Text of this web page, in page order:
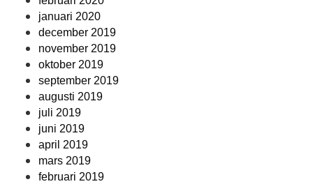
januari 2020
december 2019
november 2019
oktober 2019
september 2019
augusti 2019
juli 2019
juni 2019
april 2019
mars 2019
februari 2019